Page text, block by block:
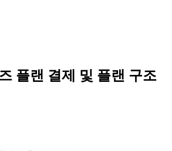
플랜 결제 및 플랜 구조